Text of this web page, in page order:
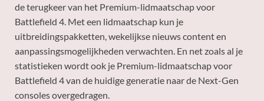
de terugkeer van het Premium-lidmaatschap voor
Battlefield 4. Met een lidmaatschap kun je
uitbreidingspakketten, wekelijkse nieuws content en
aanpassingsmogelijkheden verwachten. En net zoals al je
statistieken wordt ook je Premium-lidmaatschap voor
Battlefield 4 van de huidige generatie naar de Next-Gen
consoles overgedragen.